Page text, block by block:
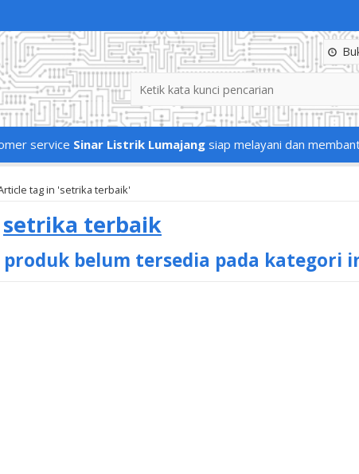
service Sinar Listrik Lumajang siap melayani dan
tag in 'setrika terbaik'
setrika terbaik
produk belum tersedia pada kategori